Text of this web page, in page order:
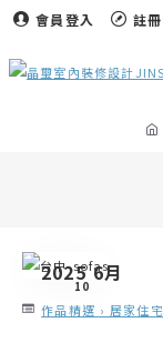
會員登入 註
2025 6月
10
作品精選 › 居家住宅